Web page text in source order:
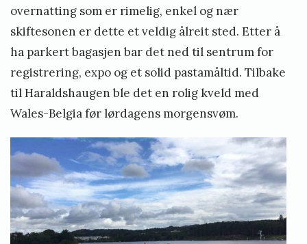
overnatting som er rimelig, enkel og nær
skiftesonen er dette et veldig ålreit sted. Etter å
ha parkert bagasjen bar det ned til sentrum for
registrering, expo og et solid pastamåltid. Tilbake
til Haraldshaugen ble det en rolig kveld med
Wales-Belgia før lørdagens morgensvøm.